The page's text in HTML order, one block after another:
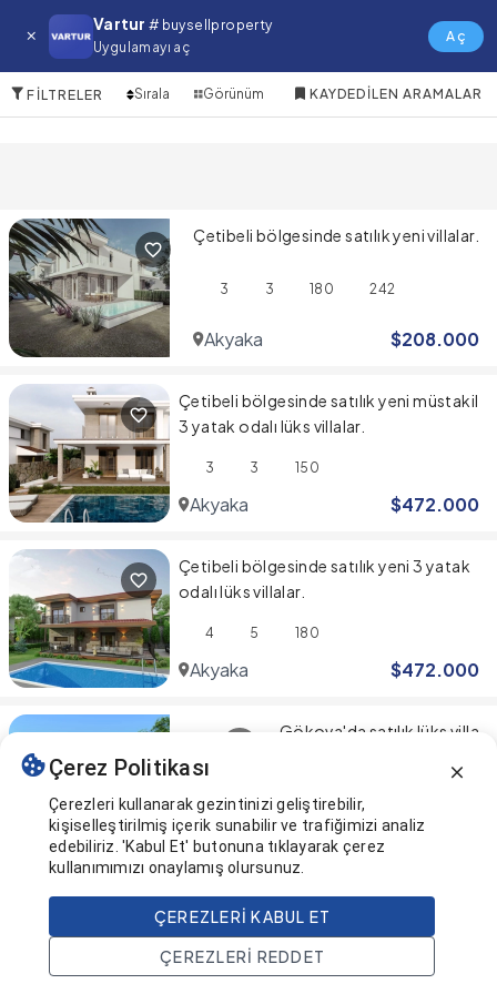
Vartur # buysellproperty
Uygulamayı aç
Aç
Akyaka Satılık Emlak
FILTRELER Sırala Görünüm KAYDEDILEN ARAMALAR
Çetibeli bölgesinde satılık yeni villalar.
3 3 180 242
Akyaka $208.000
Çetibeli bölgesinde satılık yeni müstakil
3 yatak odalı lüks villalar.
3 3 150
Akyaka $472.000
Çetibeli bölgesinde satılık yeni 3 yatak
odalı lüks villalar.
4 5 180
Akyaka $472.000
Gökova'da satılık lüks villa
Akyaka $755.000
Sonuna geldiniz! 🎉
Bu sayfa en son güncellendi
Ana Sayfa Ara Projeler Hesap
Çerez Politikası
Çerezleri kullanarak gezintinizi geliştirebilir,
kişiselleştirilmiş içerik sunabilir ve trafiğimizi analiz
edebiliriz. 'Kabul Et' butonuna tıklayarak çerez
kullanımımızı onaylamış olursunuz.
ÇEREZLERI KABUL ET
ÇEREZLERI REDDET